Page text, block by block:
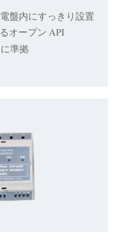
盤内にすっきり設置
オープン API
準拠